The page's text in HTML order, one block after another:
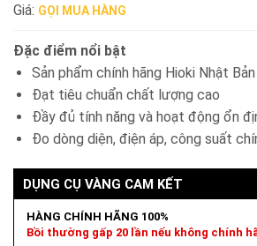
Giá: GỌI MUA HÀNG
Đặc điểm nổi bật
Sản phẩm chính hãng Hioki Nhật Bản
Đạt tiêu chuẩn chất lượng cao
Đầy đủ tính năng và hoạt động ổn
Đo dòng diện, điện áp, công suất
DỤNG CỤ VÀNG CAM KẾT
HÀNG CHÍNH HÃNG 100%
Bồi thường gấp 20 lần nếu không chính